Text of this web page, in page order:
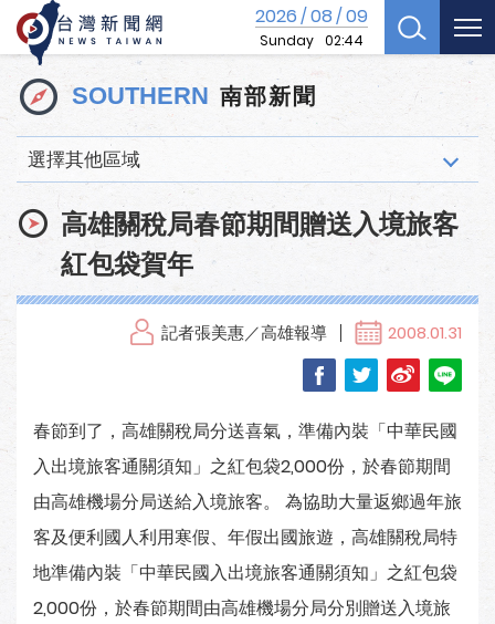
2026/08/09
Sunday 02:44
SOUTHERN 南部新聞
選擇其他區域
高雄關稅局春節期間贈送入境旅客
紅包袋賀年
記者張美惠／高雄報導 2008.01.31
春節到了，高雄關稅局分送喜氣，準備內裝「中華民國
入出境旅客通關須知」之紅包袋2,000份，於春節期間
由高雄機場分局送給入境旅客。 為協助大量返鄉過年旅
客及便利國人利用寒假、年假出國旅遊，高雄關稅局特
地準備內裝「中華民國入出境旅客通關須知」之紅包袋
2,000份，於春節期間由高雄機場分局分別贈送入境旅